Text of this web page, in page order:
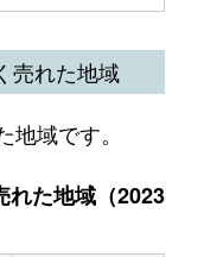
売れた地域
域です。
れた地域（2023